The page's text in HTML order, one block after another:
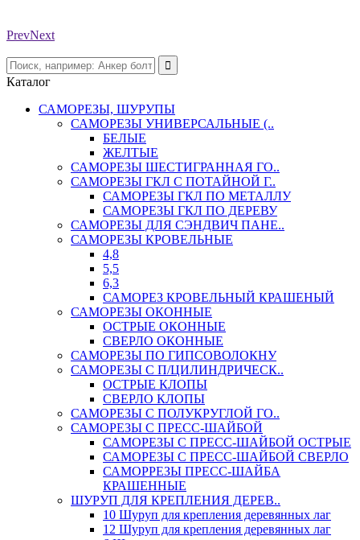
PrevNext
Каталог
САМОРЕЗЫ, ШУРУПЫ
САМОРЕЗЫ УНИВЕРСАЛЬНЫЕ (..
БЕЛЫЕ
ЖЕЛТЫЕ
САМОРЕЗЫ ШЕСТИГРАННАЯ ГО..
САМОРЕЗЫ ГКЛ С ПОТАЙНОЙ Г..
САМОРЕЗЫ ГКЛ ПО МЕТАЛЛУ
САМОРЕЗЫ ГКЛ ПО ДЕРЕВУ
САМОРЕЗЫ ДЛЯ СЭНДВИЧ ПАНЕ..
САМОРЕЗЫ КРОВЕЛЬНЫЕ
4,8
5,5
6,3
САМОРЕЗ КРОВЕЛЬНЫЙ КРАШЕНЫЙ
САМОРЕЗЫ ОКОННЫЕ
ОСТРЫЕ ОКОННЫЕ
СВЕРЛО ОКОННЫЕ
САМОРЕЗЫ ПО ГИПСОВОЛОКНУ
САМОРЕЗЫ С П/ЦИЛИНДРИЧЕСК..
ОСТРЫЕ КЛОПЫ
СВЕРЛО КЛОПЫ
САМОРЕЗЫ С ПОЛУКРУГЛОЙ ГО..
САМОРЕЗЫ С ПРЕСС-ШАЙБОЙ
САМОРЕЗЫ С ПРЕСС-ШАЙБОЙ ОСТРЫЕ
САМОРЕЗЫ С ПРЕСС-ШАЙБОЙ СВЕРЛО
САМОРРЕЗЫ ПРЕСС-ШАЙБА
КРАШЕННЫЕ
ШУРУП ДЛЯ КРЕПЛЕНИЯ ДЕРЕВ..
10 Шуруп для крепления деревянных лаг
12 Шуруп для крепления деревянных лаг